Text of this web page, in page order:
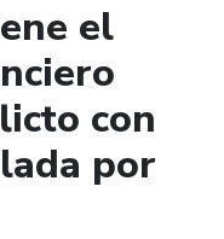
el
con
por